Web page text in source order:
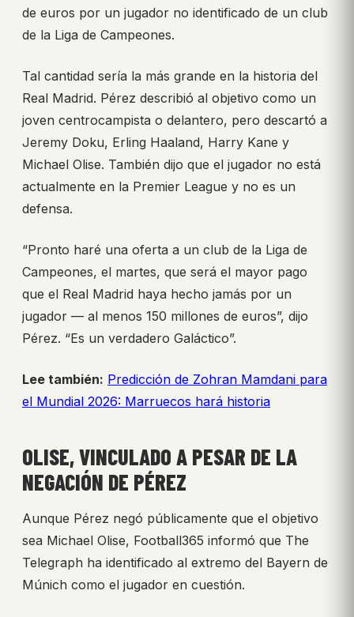
de euros por un jugador no identificado de un club
de la Liga de Campeones.
Tal cantidad sería la más grande en la historia del
Real Madrid. Pérez describió al objetivo como un
joven centrocampista o delantero, pero descartó a
Jeremy Doku, Erling Haaland, Harry Kane y
Michael Olise. También dijo que el jugador no está
actualmente en la Premier League y no es un
defensa.
“Pronto haré una oferta a un club de la Liga de
Campeones, el martes, que será el mayor pago
que el Real Madrid haya hecho jamás por un
jugador — al menos 150 millones de euros”, dijo
Pérez. “Es un verdadero Galáctico”.
Lee también: Predicción de Zohran Mamdani para
el Mundial 2026: Marruecos hará historia
OLISE, VINCULADO A PESAR DE LA
NEGACIÓN DE PÉREZ
Aunque Pérez negó públicamente que el objetivo
sea Michael Olise, Football365 informó que The
Telegraph ha identificado al extremo del Bayern de
Múnich como el jugador en cuestión.